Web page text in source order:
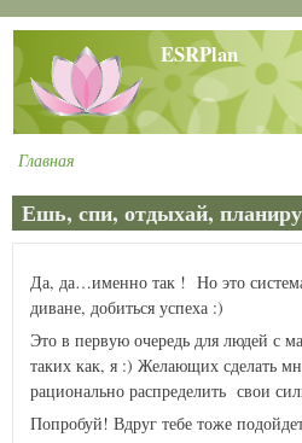
Перейти
основному
содержанию
ESRPlan
навигации
Главная
Ешь, спи, отдыхай,
Да, да…именно так ! Но это
диване, добиться успеха :)
Это в первую очередь для людей с
таких как, я :) Желающих сделать
рационально распределить свои
Попробуй! Вдруг тебе тоже